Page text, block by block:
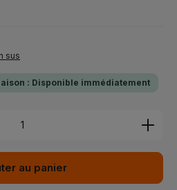
sus
: Disponible immédiatement
Entrez la quantité
au panier